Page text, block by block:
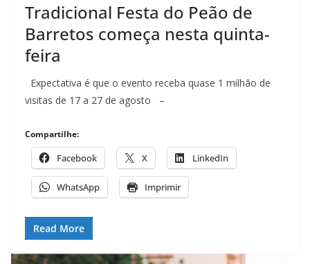
Tradicional Festa do Peão de
Barretos começa nesta quinta-
feira
Expectativa é que o evento receba quase 1 milhão de
visitas de 17 a 27 de agosto –
Compartilhe:
Facebook X LinkedIn
WhatsApp Imprimir
Read More